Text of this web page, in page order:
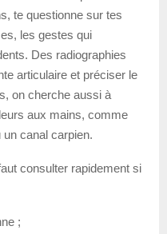
te questionne sur tes
les gestes qui
Des radiographies
articulaire et préciser le
on cherche aussi à
aux mains, comme
un canal carpien.
consulter rapidement si
;